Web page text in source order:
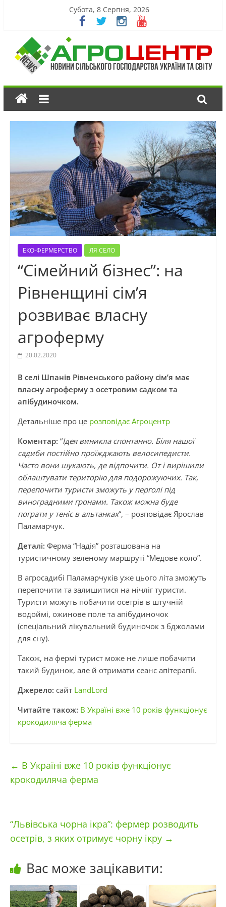
Субота, 8 Серпня, 2026
ЕКО-ФЕРМЕРСТВО ЛЯ СЕЛО
“Сімейний бізнес”: на
Рівненщині сім’я
розвиває власну
агроферму
20.02.2020
В селі Шпанів Рівненського району сім’я має
власну агроферму з осетровим садком та
апібудиночком.
Детальніше про це розповідає Агроцентр
Коментар: “Ідея виникла спонтанно. Біля нашої
садиби постійно проїжджають велосипедисти.
Часто вони шукають, де відпочити. От і вирішили
облаштувати територію для подорожуючих. Так,
перепочити туристи зможуть у перголі під
виноградними гронами. Також можна буде
пограти у теніс в альтанках“, – розповідає Ярослав
Паламарчук.
Деталі: Ферма “Надія” розташована на
туристичному зеленому маршруті “Медове коло”.
В агросадибі Паламарчуків уже цього літа зможуть
перепочити та залишитися на нічліг туристи.
Туристи можуть побачити осетрів в штучній
водоймі, ожинове поле та апібудиночок
(спеціальний лікувальний будиночок з бджолами
для сну).
Також, на фермі турист може не лише побачити
такий будинок, але й отримати сеанс апітерапії.
Джерело: сайт LandLord
Читайте також: В Україні вже 10 років функціонує
крокодиляча ферма
← В Україні вже 10 років функціонує
крокодиляча ферма
“Львівська чорна ікра”: фермер розводить
осетрів, з яких отримує чорну ікру →
Вас може зацікавити: